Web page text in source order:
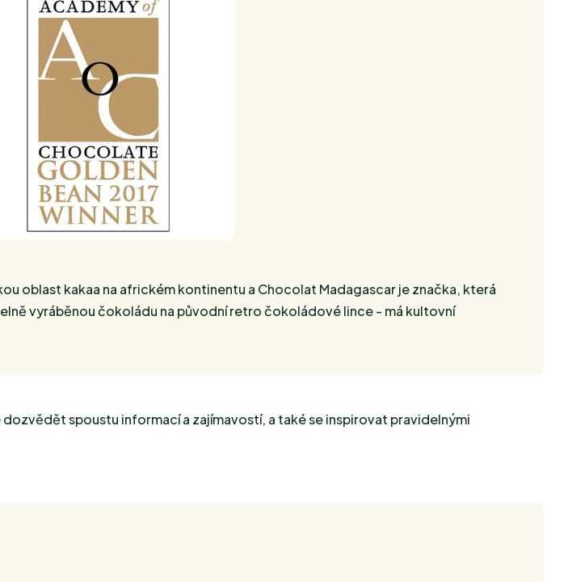
oblast kakaa na africkém kontinentu a Chocolat Madagascar je značka, která
vyráběnou čokoládu na původní retro čokoládové lince - má kultovní
dozvědět spoustu informací a zajímavostí, a také se inspirovat pravidelnými